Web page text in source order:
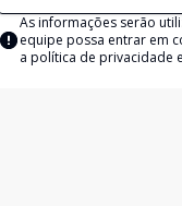
As informações serão
equipe possa entrar em
a política de privacidade